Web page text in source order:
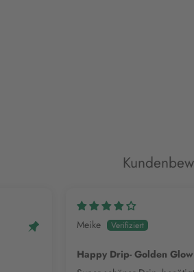
Meike
Happy Drip- Golden Glow